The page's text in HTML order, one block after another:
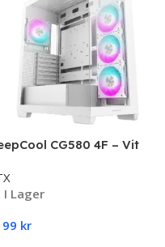
CG580 4F – Vit
I Lager
kr